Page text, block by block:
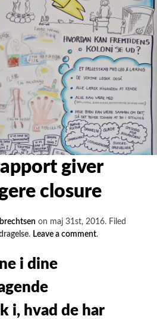
giver
closure
on maj 31st, 2016. Filed
. Leave a commenton
deltagere
.
i dine
i, hvad de har